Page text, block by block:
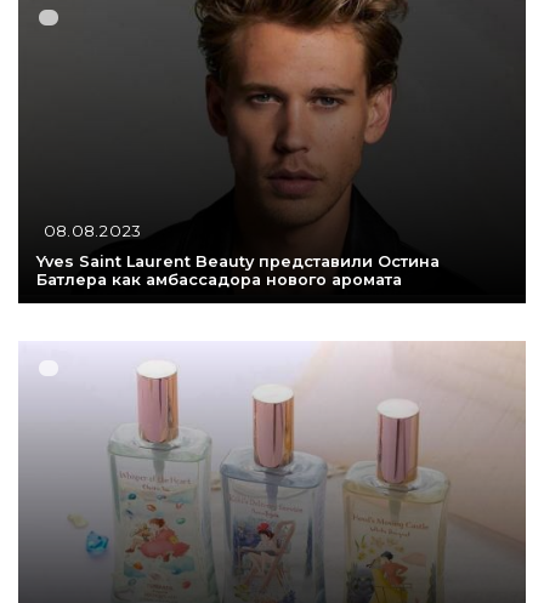
08.08.2023
Yves Saint Laurent Beauty представили Остина
Батлера как амбассадора нового аромата